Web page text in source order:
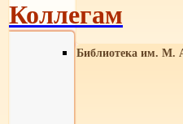
Библиотека им. М.
Коллегам